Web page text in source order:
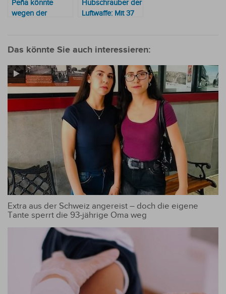
Peña könnte
wegen der
korrupt”
Hubschrauber der
Luftwaffe: Mit 37
von Santiago
Bernardino
Das könnte Sie auch interessieren:
Extra aus der Schweiz angereist – doch die eigene
Tante sperrt die 93-jährige Oma weg